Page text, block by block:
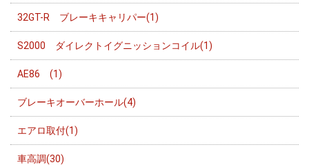
32GT-R ブレーキキャリパー(1)
S2000 ダイレクトイグニッションコイル(1)
AE86 (1)
ブレーキオーバーホール(4)
エアロ取付(1)
車高調(30)